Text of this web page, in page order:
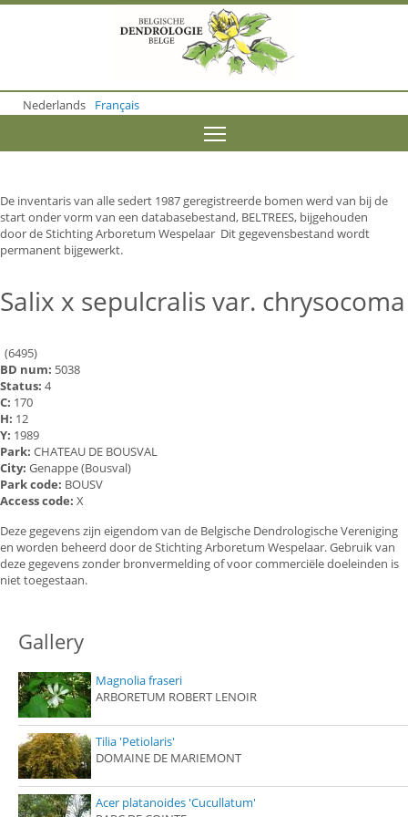
o
m
o
n
t
e
n
Nederlands Français
De inventaris van alle sedert 1987 geregistreerde bomen werd van bij de
start onder vorm van een databasebestand, BELTREES, bijgehouden
door de Stichting Arboretum Wespelaar Dit gegevensbestand wordt
permanent bijgewerkt.
Salix x sepulcralis var. chrysocoma
(6495)
BD num: 5038
Status: 4
C: 170
H: 12
Y: 1989
Park: CHATEAU DE BOUSVAL
City: Genappe (Bousval)
Park code: BOUSV
Access code: X
Deze gegevens zijn eigendom van de Belgische Dendrologische Vereniging
en worden beheerd door de Stichting Arboretum Wespelaar. Gebruik van
deze gegevens zonder bronvermelding of voor commerciële doeleinden is
niet toegestaan.
Gallery
Magnolia fraseri
ARBORETUM ROBERT LENOIR
Tilia 'Petiolaris'
DOMAINE DE MARIEMONT
Acer platanoides 'Cucullatum'